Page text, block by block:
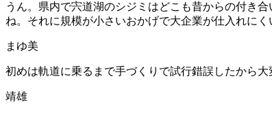
うん。県内で宍道湖のシジミはどこも昔からの付き
ね。それに規模が小さいおかげで大企業が仕入れに
まゆ美
初めは軌道に乗るまで手づくりで試行錯誤したから
靖雄